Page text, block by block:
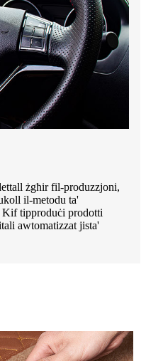
żgħir fil-produzzjoni,
il-metodu ta'
Kif tipproduċi prodotti
awtomatizzat jista'